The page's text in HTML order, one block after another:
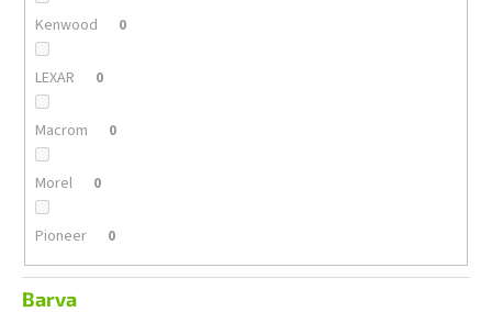
Kenwood 0
LEXAR 0
Macrom 0
Morel 0
Pioneer 0
Barva